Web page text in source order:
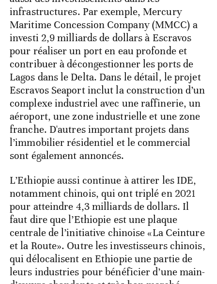
infrastructures. Par exemple, Mercury
Maritime Concession Company (MMCC) a
investi 2,9 milliards de dollars à Escravos
pour réaliser un port en eau profonde et
contribuer à décongestionner les ports de
Lagos dans le Delta. Dans le détail, le projet
Escravos Seaport inclut la construction d’un
complexe industriel avec une raffinerie, un
aéroport, une zone industrielle et une zone
franche. D'autres important projets dans
l’immobilier résidentiel et le commercial
sont également annoncés.
L’Ethiopie aussi continue à attirer les IDE,
notamment chinois, qui ont triplé en 2021
pour atteindre 4,3 milliards de dollars. Il
faut dire que l’Ethiopie est une plaque
centrale de l’initiative chinoise «La Ceinture
et la Route». Outre les investisseurs chinois,
qui délocalisent en Ethiopie une partie de
leurs industries pour bénéficier d’une main-